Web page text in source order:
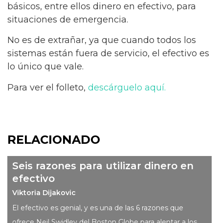
básicos, entre ellos dinero en efectivo, para
situaciones de emergencia.
No es de extrañar, ya que cuando todos los
sistemas están fuera de servicio, el efectivo es
lo único que vale.
Para ver el folleto, descárguelo aquí.
RELACIONADO
Seis razones para utilizar dinero en
efectivo
Viktoria Dijakovic
El efectivo es genial, y es una de las 6 razones que